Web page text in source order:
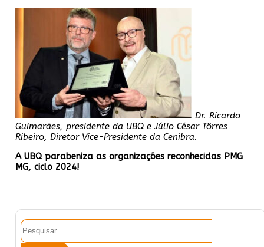
Dr. Ricardo
Guimarães, presidente da UBQ e Júlio César Tôrres
Ribeiro, Diretor Vice-Presidente da Cenibra.
A UBQ parabeniza as organizações reconhecidas PMG
MG, ciclo 2024!
Pesquisar